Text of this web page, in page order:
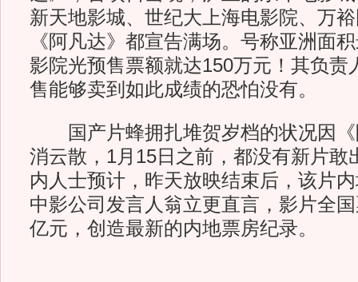
新天地影城、世纪大上海电影院、万
《阿凡达》都宣告满场。号称亚洲面
影院光预售票额就达150万元！其负责
售能够卖到如此成绩的恐怕没有。
国产片蜂拥扎堆贺岁档的状况因《
消云散，1月15日之前，都没有新片敢
内人士预计，昨天放映结束后，该片
中影公司发言人翁立更直言，影片全
亿元，创造最新的内地票房纪录。